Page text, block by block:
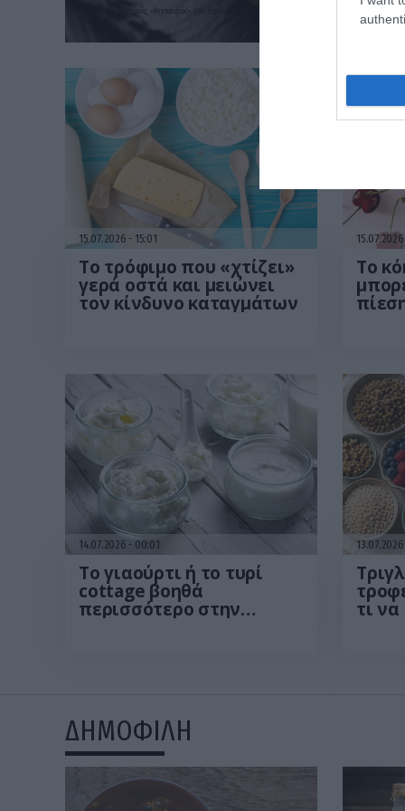
Είναι πραγματικός «θησαυρός» για την υγεία
15.07.2026 15:01
Το τρόφιμο που «χτίζει»
γερά οστά και μειώνει
τον κίνδυνο καταγμάτων
Το
14.07.2026 00:01
Το γιαούρτι ή το τυρί
cottage βοηθά
περισσότερο στην
13.07.2026
τι
ΔΗΜΟΦΙΛΗ